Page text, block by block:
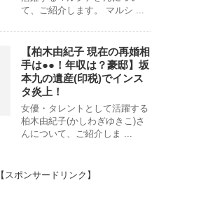
て、ご紹介します。 マルシ ...
【柏木由紀子 現在の再婚相
手は●●！年収は？豪邸】坂
本九の遺産(印税)でインス
タ炎上！
女優・タレントとして活躍する
柏木由紀子(かしわぎゆきこ)さ
んについて、ご紹介しま ...
【スポンサードリンク】